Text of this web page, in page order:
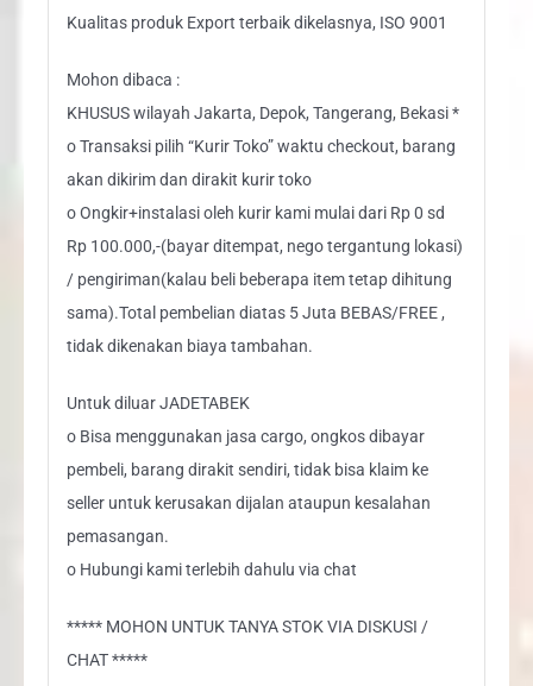
Kualitas produk Export terbaik dikelasnya, ISO 9001
Mohon dibaca :
KHUSUS wilayah Jakarta, Depok, Tangerang, Bekasi *
o Transaksi pilih “Kurir Toko” waktu checkout, barang
akan dikirim dan dirakit kurir toko
o Ongkir+instalasi oleh kurir kami mulai dari Rp 0 sd
Rp 100.000,-(bayar ditempat, nego tergantung lokasi)
/ pengiriman(kalau beli beberapa item tetap dihitung
sama).Total pembelian diatas 5 Juta BEBAS/FREE ,
tidak dikenakan biaya tambahan.
Untuk diluar JADETABEK
o Bisa menggunakan jasa cargo, ongkos dibayar
pembeli, barang dirakit sendiri, tidak bisa klaim ke
seller untuk kerusakan dijalan ataupun kesalahan
pemasangan.
o Hubungi kami terlebih dahulu via chat
***** MOHON UNTUK TANYA STOK VIA DISKUSI /
CHAT *****